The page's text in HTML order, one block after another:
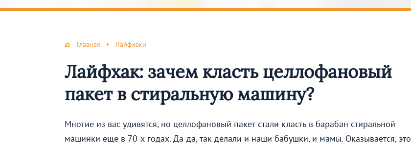
Главная Лайфхаки
Лайфхак: зачем класть целлофановый
пакет в стиральную машину?
Многие из вас удивятся, но целлофановый пакет стали класть в барабан стиральной
машинки ещё в 70-х годах. Да-да, так делали и наши бабушки, и мамы. Оказывается, это